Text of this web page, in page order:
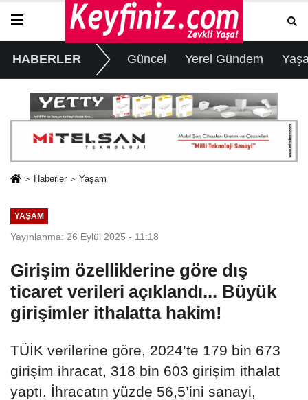
HABERLER Güncel Yerel Gündem
Haberler Yaşam
YAŞAM
Yayınlanma: 26 Eylül 2025 - 11:18
Girişim özelliklerine göre dış
ticaret verileri açıklandı... Büyük
girişimler ithalatta hakim!
TÜİK verilerine göre, 2024’te 179 bin 673
girişim ihracat, 318 bin 603 girişim ithalat
yaptı. İhracatın yüzde 56,5’ini sanayi,